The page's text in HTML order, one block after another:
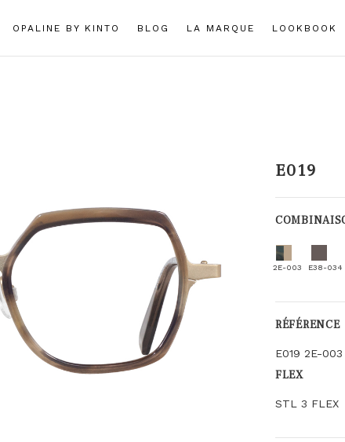
OPALINE BY KINTO BLOG LA MARQUE LOOKBOOK
E019
2E-003 E38-034
RÉFÉRENCE
E019 2E-003
FLEX
STL 3 FLEX